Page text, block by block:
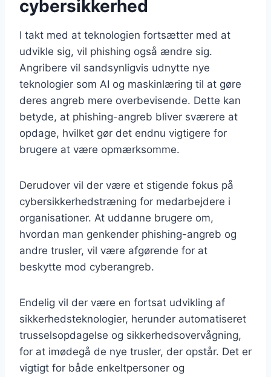
cybersikkerhed
I takt med at teknologien fortsætter med at
udvikle sig, vil phishing også ændre sig.
Angribere vil sandsynligvis udnytte nye
teknologier som AI og maskinlæring til at gøre
deres angreb mere overbevisende. Dette kan
betyde, at phishing-angreb bliver sværere at
opdage, hvilket gør det endnu vigtigere for
brugere at være opmærksomme.
Derudover vil der være et stigende fokus på
cybersikkerhedstræning for medarbejdere i
organisationer. At uddanne brugere om,
hvordan man genkender phishing-angreb og
andre trusler, vil være afgørende for at
beskytte mod cyberangreb.
Endelig vil der være en fortsat udvikling af
sikkerhedsteknologier, herunder automatiseret
trusselsopdagelse og sikkerhedsovervågning,
for at imødegå de nye trusler, der opstår. Det er
vigtigt for både enkeltpersoner og